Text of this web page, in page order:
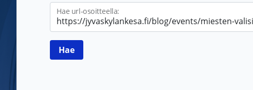
Hae url-osoitteella: